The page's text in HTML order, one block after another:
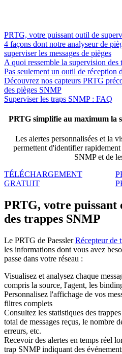
PRTG, votre puissant outil de
4 façons dont notre analyseur de
superviser les messages de pièges
A quoi ressemble la supervision
Pas seulement un outil de réception
Découvrez nos capteurs PRTG
des pièges SNMP
Superviser les traps SNMP : FAQ
PRTG simplifie au maximum la
Les alertes personnalisées et la
permettent d'identifier
SNMP et de
TÉLÉCHARGEMENT
GRATUIT
PRTG, votre puissant
des trappes SNMP
Le PRTG de PaesslerRécepteur de
les informations dont vous avez
passe dans votre réseau :
Visualisez et analysez chaque
compris la source, l'agent, les
Personnalisez l'affichage de vos
filtres complets
Consultez les statistiques des
total de messages reçus, le nombre
erreurs, etc.
Recevoir des alertes en temps réel
trap SNMP indiquant des